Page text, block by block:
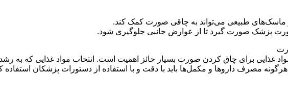
غذایی برای چاق کردن صورت بسیار حائز اهمیت است. انتخاب مواد غذایی که به
مصرف داروها و مکمل‌ها باید با دقت و با استفاده از دستورات پزشکان استفاده